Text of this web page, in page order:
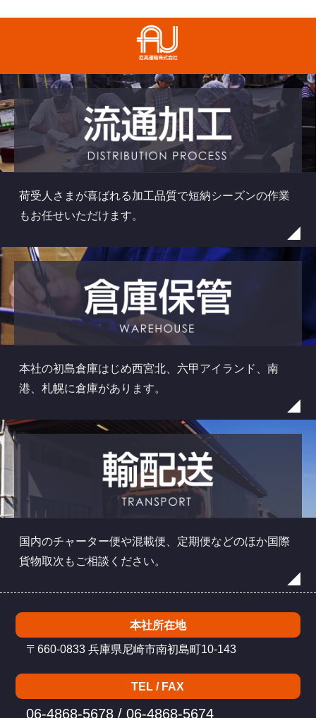
荷受人さまが喜ばれる加工品質で短納シーズンの作業
もお任せいただけます。
本社の初島倉庫はじめ西宮北、六甲アイランド、南
港、札幌に倉庫があります。
国内のチャーター便や混載便、定期便などのほか国際
貨物取次もご相談ください。
本社所在地
〒660-0833 兵庫県尼崎市南初島町10-143
TEL / FAX
06-4868-5678 / 06-4868-5674